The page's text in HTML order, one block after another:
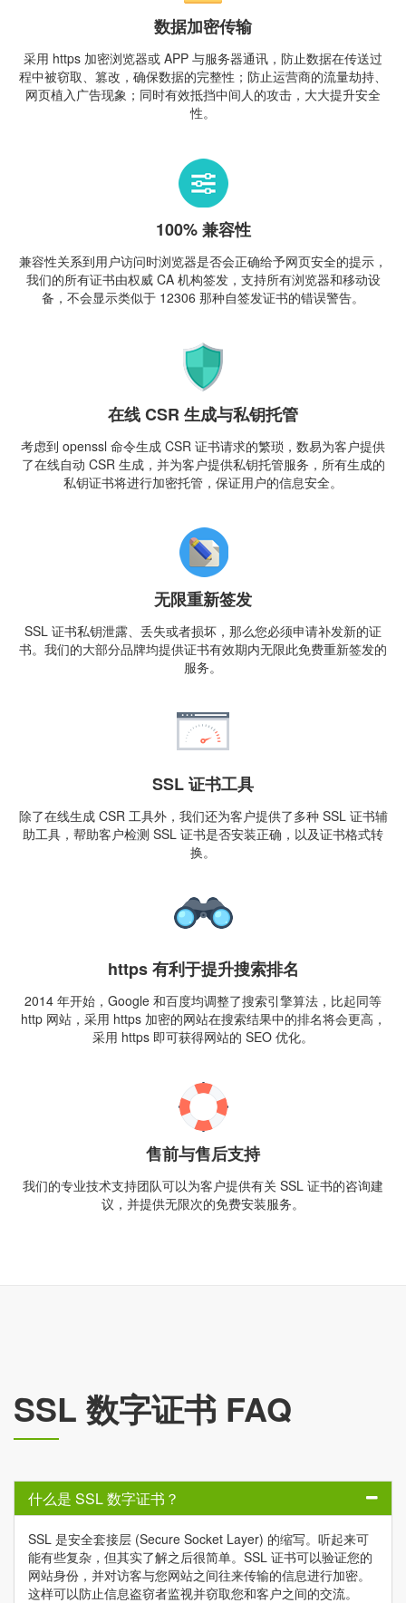
数据加密传输
采用 https 加密浏览器或 APP 与服务器通讯，防止数据在传送过
程中被窃取、篡改，确保数据的完整性；防止运营商的流量劫持、
网页植入广告现象；同时有效抵挡中间人的攻击，大大提升安全
性。
100% 兼容性
兼容性关系到用户访问时浏览器是否会正确给予网页安全的提示，
我们的所有证书由权威 CA 机构签发，支持所有浏览器和移动设
备，不会显示类似于 12306 那种自签发证书的错误警告。
在线 CSR 生成与私钥托管
考虑到 openssl 命令生成 CSR 证书请求的繁琐，数易为客户提供
了在线自动 CSR 生成，并为客户提供私钥托管服务，所有生成的
私钥证书将进行加密托管，保证用户的信息安全。
无限重新签发
SSL 证书私钥泄露、丢失或者损坏，那么您必须申请补发新的证
书。我们的大部分品牌均提供证书有效期内无限此免费重新签发的
服务。
SSL 证书工具
除了在线生成 CSR 工具外，我们还为客户提供了多种 SSL 证书辅
助工具，帮助客户检测 SSL 证书是否安装正确，以及证书格式转
换。
https 有利于提升搜索排名
2014 年开始，Google 和百度均调整了搜索引擎算法，比起同等
http 网站，采用 https 加密的网站在搜索结果中的排名将会更高，
采用 https 即可获得网站的 SEO 优化。
售前与售后支持
我们的专业技术支持团队可以为客户提供有关 SSL 证书的咨询建
议，并提供无限次的免费安装服务。
SSL 数字证书 FAQ
什么是 SSL 数字证书？
SSL 是安全套接层 (Secure Socket Layer) 的缩写。听起来可
能有些复杂，但其实了解之后很简单。SSL 证书可以验证您的
网站身份，并对访客与您网站之间往来传输的信息进行加密。
这样可以防止信息盗窃者监视并窃取您和客户之间的交流。